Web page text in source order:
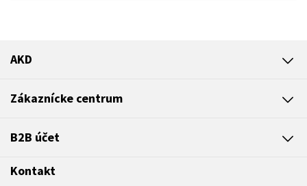
AKD
Zákaznícke centrum
B2B účet
Kontakt